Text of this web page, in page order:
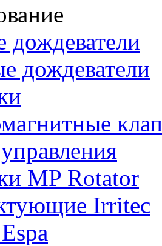
дождеватели
дождеватели
MP Rotator
Irritec